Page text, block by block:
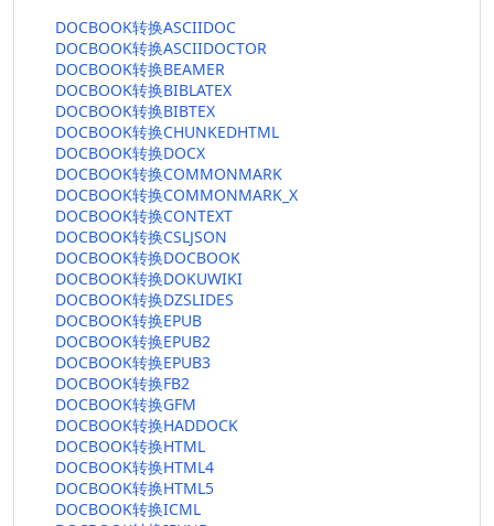
DOCBOOK转换ASCIIDOC
DOCBOOK转换ASCIIDOCTOR
DOCBOOK转换BEAMER
DOCBOOK转换BIBLATEX
DOCBOOK转换BIBTEX
DOCBOOK转换CHUNKEDHTML
DOCBOOK转换DOCX
DOCBOOK转换COMMONMARK
DOCBOOK转换COMMONMARK_X
DOCBOOK转换CONTEXT
DOCBOOK转换CSLJSON
DOCBOOK转换DOCBOOK
DOCBOOK转换DOKUWIKI
DOCBOOK转换DZSLIDES
DOCBOOK转换EPUB
DOCBOOK转换EPUB2
DOCBOOK转换EPUB3
DOCBOOK转换FB2
DOCBOOK转换GFM
DOCBOOK转换HADDOCK
DOCBOOK转换HTML
DOCBOOK转换HTML4
DOCBOOK转换HTML5
DOCBOOK转换ICML